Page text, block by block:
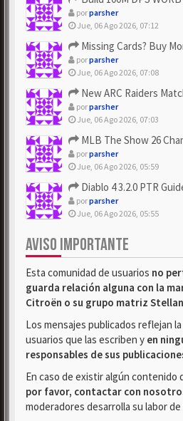
porparsher
Jue, 06 Ago 2026, 07:12
Missing Cards? Buy Monopoly
porparsher
Jue, 06 Ago 2026, 07:08
New ARC Raiders Matchmaking
porparsher
Jue, 06 Ago 2026, 07:03
MLB The Show 26
porparsher
Jue, 06 Ago 2026, 05:59
Diablo 4 3.2.0 PTR Guide –
porparsher
Jue, 06 Ago 2026, 05:55
AVISO IMPORTANTE
Esta comunidad de usuarios no
guarda relación alguna con la
Citroën o su grupo matriz
Los mensajes publicados reflejan
usuarios que las escriben y en
responsables de sus
En caso de existir algún contenido
por favor, contactar con
moderadores desarrolla su labor